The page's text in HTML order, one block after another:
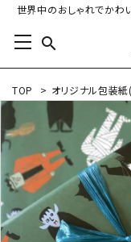
世界中のおしゃれでかわ
search
TOP > オリジナル包装